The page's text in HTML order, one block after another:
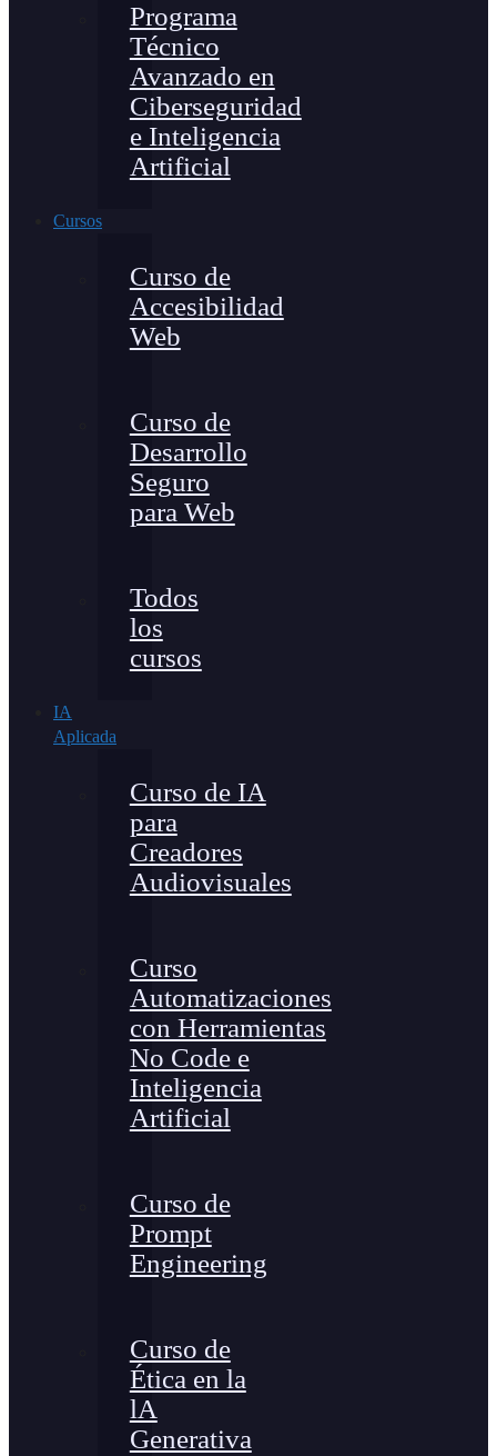
Programa
Técnico
Avanzado en
Ciberseguridad
e Inteligencia
Artificial
Cursos
Curso de
Accesibilidad
Web
Curso de
Desarrollo
Seguro
para Web
Todos
los
cursos
IA
Aplicada
Curso de IA
para
Creadores
Audiovisuales
Curso
Automatizaciones
con Herramientas
No Code e
Inteligencia
Artificial
Curso de
Prompt
Engineering
Curso de
Ética en la
lA
Generativa